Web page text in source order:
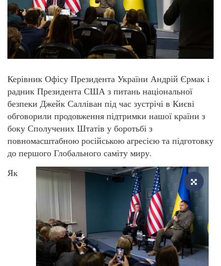
Керівник Офісу Президента України Андрій Єрмак і
радник Президента США з питань національної
безпеки Джейк Салліван під час зустрічі в Києві
обговорили продовження підтримки нашої країни з
боку Сполучених Штатів у боротьбі з
повномасштабною російською агресією та підготовку
до першого Глобального саміту миру.
Як